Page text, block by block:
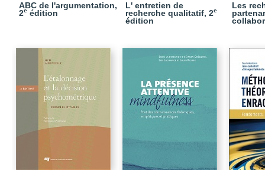
ABC de l'argumentation,
2e édition
L' entretien de
recherche qualitatif, 2e
édition
Les